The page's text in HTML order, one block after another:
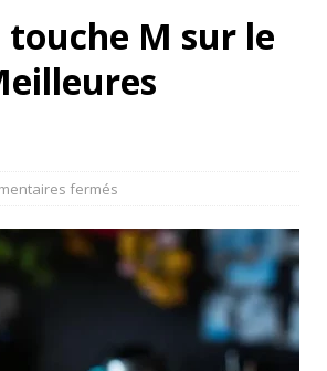
M sur le
fermés